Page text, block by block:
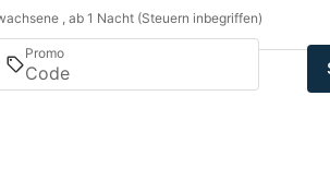
, ab 1 Nacht (Steuern inbegriffen)
Promo